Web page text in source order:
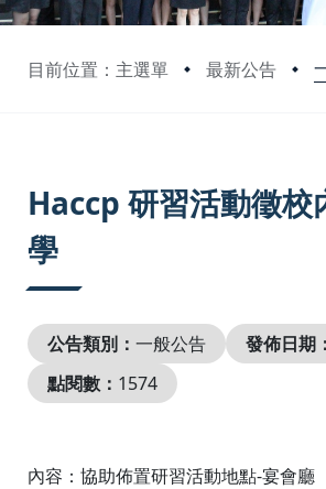
目前位置：主選單 最新公告
Haccp 研習活動徵校
學
公告類別： 一般公告 發佈日期：
點閱數： 1574
內容：協助佈置研習活動地點-宴會廳